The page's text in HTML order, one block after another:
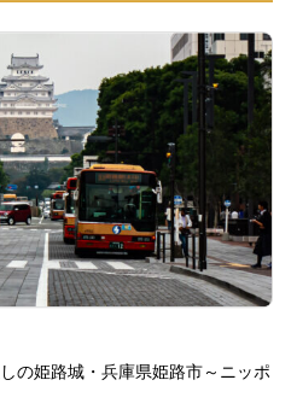
の姫路城・兵庫県姫路市～ニッポ